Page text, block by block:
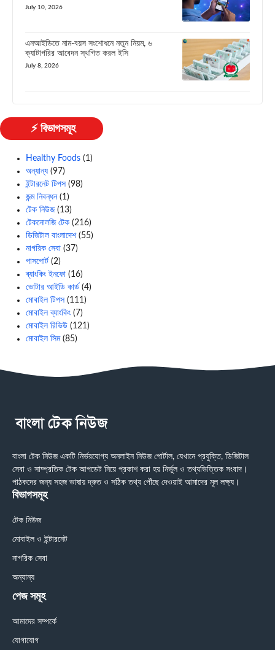
July 10, 2026
এনআইডিতে নাম-বয়স সংশোধনে নতুন নিয়ম, ৬
ক্যাটাগরির আবেদন স্থগিত করল ইসি
July 8, 2026
⚡ বিভাগসমূহ
Healthy Foods (1)
অন্যান্য (97)
ইন্টারনেট টিপস (98)
জন্ম নিবন্ধন(1)
টেক নিউজ(13)
টেকনোলজি টেক (216)
ডিজিটাল বাংলাদেশ(55)
নাগরিক সেবা (37)
পাসপোর্ট (2)
ব্যাংকিং ইনফো (16)
ভোটার আইডি কার্ড (4)
মোবাইল টিপস (111)
মোবাইল ব্যাংকিং (7)
মোবাইল রিভিউ (121)
মোবাইল সিম(85)
বাংলা টেক নিউজ একটি নির্ভরযোগ্য অনলাইন নিউজ পোর্টাল, যেখানে প্রযুক্তি, ডিজিটাল
সেবা ও সাম্প্রতিক টেক আপডেট নিয়ে প্রকাশ করা হয় নির্ভুল ও তথ্যভিত্তিক সংবাদ।
পাঠকদের জন্য সহজ ভাষায় দ্রুত ও সঠিক তথ্য পৌঁছে দেওয়াই আমাদের মূল লক্ষ্য।
বিভাগসমূহ
টেক নিউজ
মোবাইল ও ইন্টারনেট
নাগরিক সেবা
অন্যান্য
পেজ সমূহ
আমাদের সম্পর্কে
যোগাযোগ